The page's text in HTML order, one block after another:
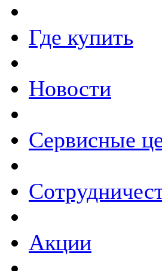
Где купить
Новости
Сервисные
Акции